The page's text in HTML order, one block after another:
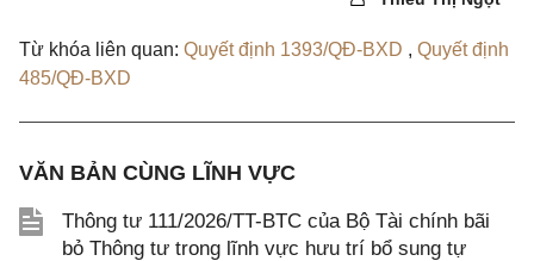
Từ khóa liên quan: Quyết định 1393/QĐ-BXD , Quyết định
485/QĐ-BXD
VĂN BẢN CÙNG LĨNH VỰC
Thông tư 111/2026/TT-BTC của Bộ Tài chính bãi
bỏ Thông tư trong lĩnh vực hưu trí bổ sung tự